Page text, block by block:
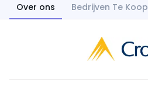
Over ons Bedrijven Te Koop